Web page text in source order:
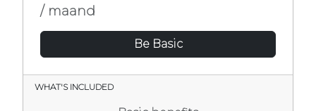
/ maand
Be Basic
WHAT'S INCLUDED